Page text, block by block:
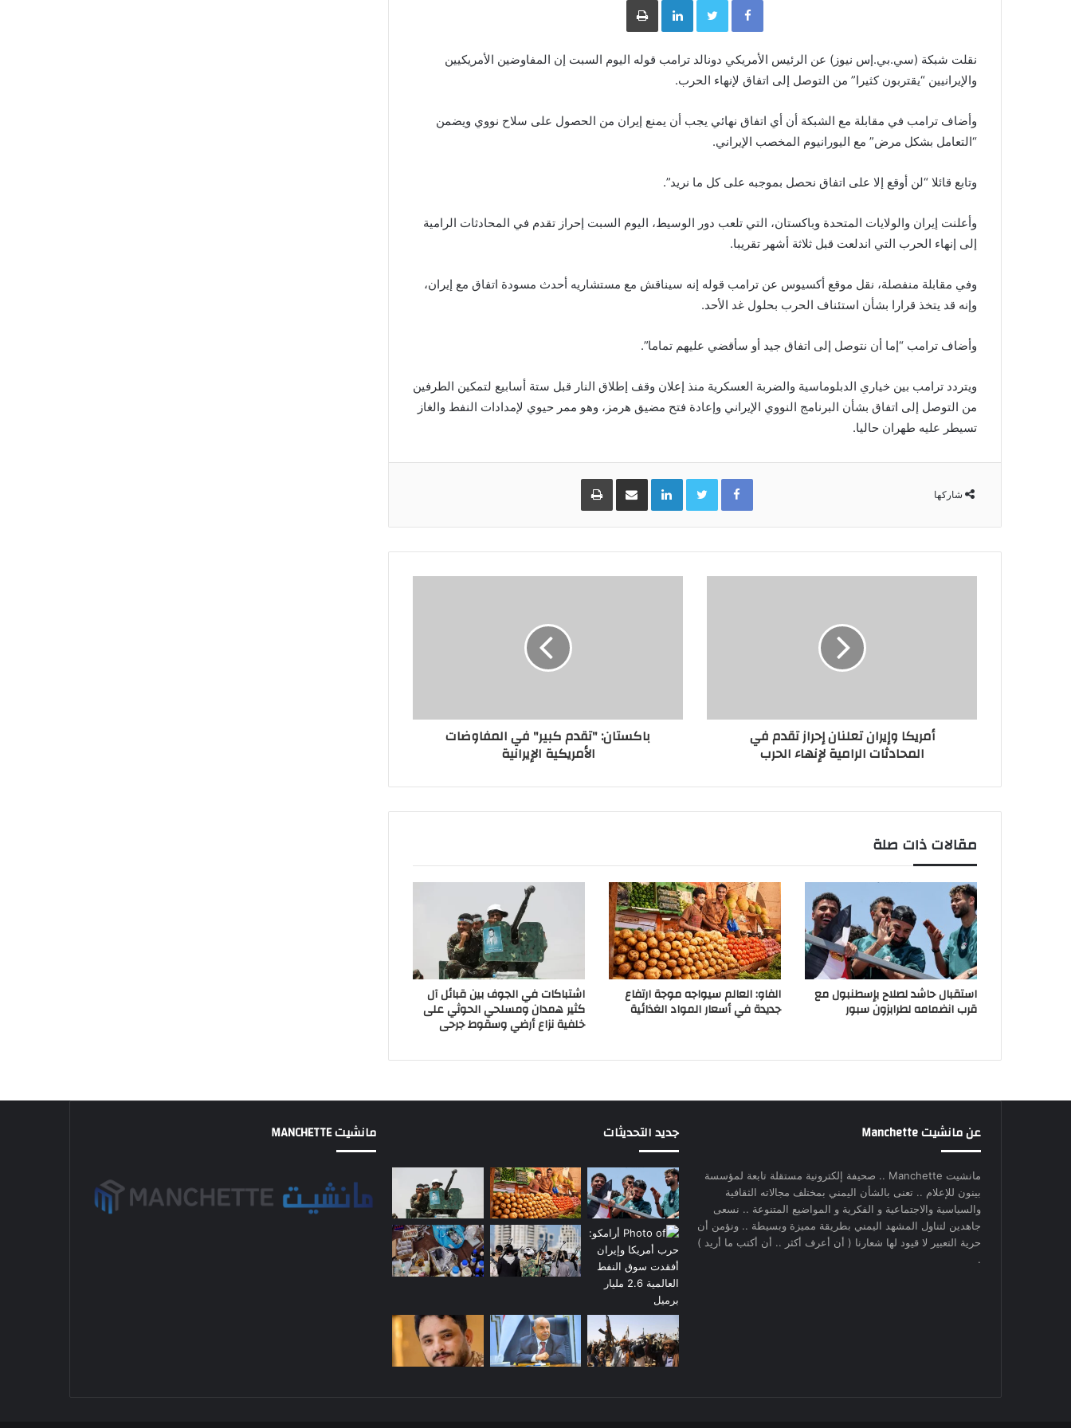
نقلت ​شبكة (سي.بي.إس نيوز) عن الرئيس الأمريكي دونالد ‌ترامب قوله اليوم السبت إن المفاوضين الأمريكيين
والإيرانيين “يقتربون كثيرا” من التوصل إلى اتفاق لإنهاء الحرب.
وأضاف ترامب في مقابلة مع الشبكة أن أي اتفاق نهائي يجب أن يمنع إيران من الحصول على سلاح ⁠نووي ويضمن
“التعامل بشكل مرض” مع اليورانيوم المخصب الإيراني.
وتابع قائلا “لن أوقع إلا على اتفاق ​نحصل بموجبه على كل ما نريد”.
وأعلنت إيران والولايات المتحدة وباكستان، التي تلعب دور الوسيط، اليوم السبت إحراز تقدم في المحادثات الرامية
إلى إنهاء الحرب التي اندلعت قبل ثلاثة أشهر تقريبا.
وفي مقابلة منفصلة، ‌نقل ⁠موقع أكسيوس عن ترامب قوله إنه سيناقش مع مستشاريه أحدث مسودة اتفاق مع إيران،
وإنه قد يتخذ قرارا بشأن استئناف الحرب بحلول غد ​الأحد.
وأضاف ترامب “إما ​أن ⁠نتوصل إلى اتفاق جيد أو سأقضي عليهم تماما”.
ويتردد ترامب بين خياري الدبلوماسية والضربة العسكرية منذ إعلان وقف ⁠إطلاق النار قبل ستة أسابيع لتمكين الطرفين
من التوصل إلى اتفاق بشأن البرنامج النووي ⁠الإيراني وإعادة فتح مضيق هرمز، وهو ممر حيوي لإمدادات النفط والغاز
تسيطر عليه طهران حاليا.
شاركها
Facebook
Twitter
LinkedInمشاركة عبر البريد طباعة
أمريكا وإيران تعلنان إحراز تقدم في
المحادثات الرامية لإنهاء الحرب
باكستان: "تقدم كبير" في المفاوضات
الأمريكية الإيرانية
مقالات ذات صلة
استقبال حاشد لصلاح بإسطنبول مع
قرب انضمامه لطرابزون سبور
الفاو: العالم سيواجه موجة ارتفاع
جديدة في أسعار المواد الغذائية
اشتباكات في الجوف بين قبائل آل
كثير همدان ومسلحي الحوثي على
خلفية نزاع أرضي وسقوط جرحى
عن مانشيت Manchette
مانشيت Manchette .. صحيفة إلكترونية مستقلة تابعة لمؤسسة
بينون للإعلام .. تعنى بالشأن اليمني بمختلف مجالاته الثقافية
والسياسية والاجتماعية و الفكرية و المواضيع المتنوعة .. نسعى
جاهدين لتناول المشهد اليمني بطريقة مميزة وبسيطة .. ونؤمن أن
حرية التعبير لا قيود لها شعارنا ( أن أعرف أكثر .. أن أكتب ما أريد )
.
جديد التحديثات مانشيت MANCHETTE